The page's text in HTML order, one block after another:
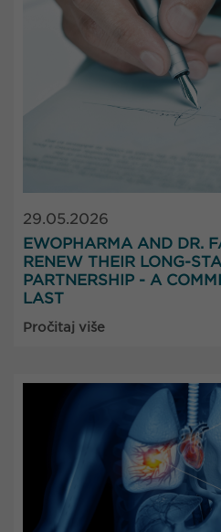
29.05.2026
EWOPHARMA AND DR.
RENEW THEIR LONG-
PARTNERSHIP - A
LAST
Pročitaj više